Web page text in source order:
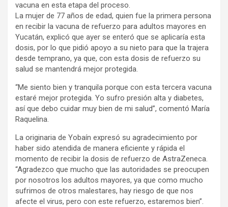
vacuna en esta etapa del proceso.
La mujer de 77 años de edad, quien fue la primera persona
en recibir la vacuna de refuerzo para adultos mayores en
Yucatán, explicó que ayer se enteró que se aplicaría esta
dosis, por lo que pidió apoyo a su nieto para que la trajera
desde temprano, ya que, con esta dosis de refuerzo su
salud se mantendrá mejor protegida.
“Me siento bien y tranquila porque con esta tercera vacuna
estaré mejor protegida. Yo sufro presión alta y diabetes,
así que debo cuidar muy bien de mi salud”, comentó María
Raquelina.
La originaria de Yobaín expresó su agradecimiento por
haber sido atendida de manera eficiente y rápida el
momento de recibir la dosis de refuerzo de AstraZeneca.
“Agradezco que mucho que las autoridades se preocupen
por nosotros los adultos mayores, ya que como mucho
sufrimos de otros malestares, hay riesgo de que nos
afecte el virus, pero con este refuerzo, estaremos bien”.